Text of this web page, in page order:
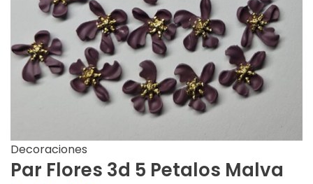
Decoraciones
Par Flores 3d 5 Petalos Malva